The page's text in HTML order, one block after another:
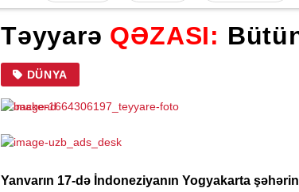
Təyyarə QƏZASI:
DÜNYA
Yanvarın 17-də İndoneziyanın Yogyakarta